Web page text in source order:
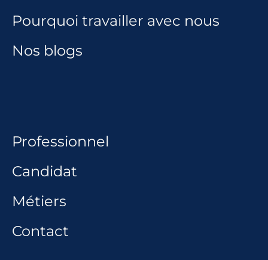
Pourquoi travailler avec nous
Nos blogs
Professionnel
Candidat
Métiers
Contact